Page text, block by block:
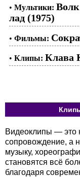
• Мультики:
лад (1975)
• Фильмы:
• Клипы: Клава
Видеоклипы — это
сопровождение, а
музыку,
становятся всё
благодаря